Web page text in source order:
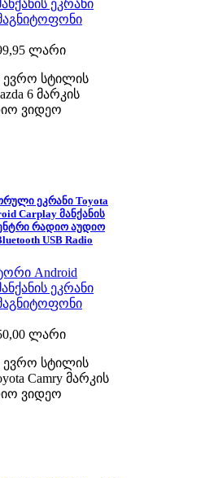
ლარი
ევრო სტილის
6 მარკის
ვიდეო
ეკრანი Toyota
Carplay მანქანის
რადიო აუდიო
USB Radio
ლარი
ევრო სტილის
Camry მარკის
ვიდეო